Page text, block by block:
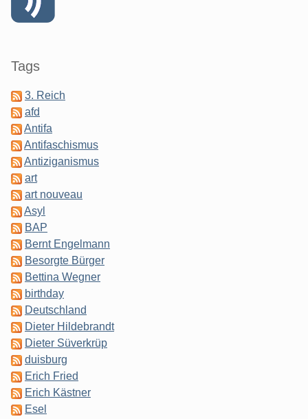
Tags
3. Reich
afd
Antifa
Antifaschismus
Antiziganismus
art
art nouveau
Asyl
BAP
Bernt Engelmann
Besorgte Bürger
Bettina Wegner
birthday
Deutschland
Dieter Hildebrandt
Dieter Süverkrüp
duisburg
Erich Fried
Erich Kästner
Esel